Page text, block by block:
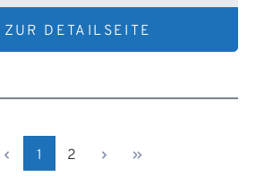
ZUR DETAILSEITE
Seite
1 Seite
2